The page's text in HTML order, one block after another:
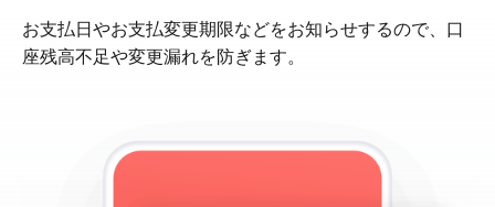
お支払日やお支払変更期限などをお知らせするので、口
座残高不足や変更漏れを防ぎます。